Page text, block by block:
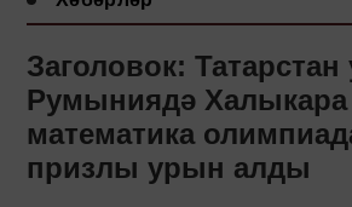
Заголовок:
Румыниядә Халыкара
математика
призлы урын алды